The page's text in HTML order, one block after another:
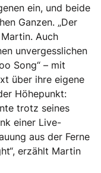
ein, und beide
Ganzen. „Der
Auch
unvergesslichen
Song“ – mit
über ihre eigene
Höhepunkt:
trotz seines
einer Live-
aus der Ferne
erzählt Martin